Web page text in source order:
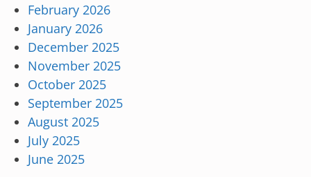
February 2026
January 2026
December 2025
November 2025
October 2025
September 2025
August 2025
July 2025
June 2025